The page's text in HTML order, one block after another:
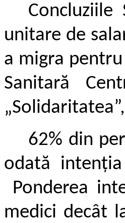
unitare de
a migra
Sanitară
62% din
odată
Ponderea
medici decât